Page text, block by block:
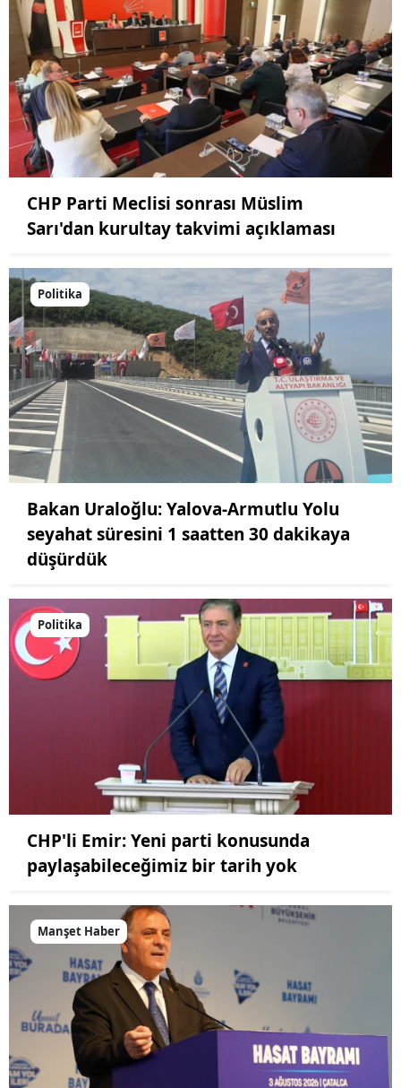
CHP Parti Meclisi sonrası Müslim
Sarı'dan kurultay takvimi açıklaması
Politika
Bakan Uraloğlu: Yalova-Armutlu Yolu
seyahat süresini 1 saatten 30 dakikaya
düşürdük
Politika
CHP'li Emir: Yeni parti konusunda
paylaşabileceğimiz bir tarih yok
Manşet Haber